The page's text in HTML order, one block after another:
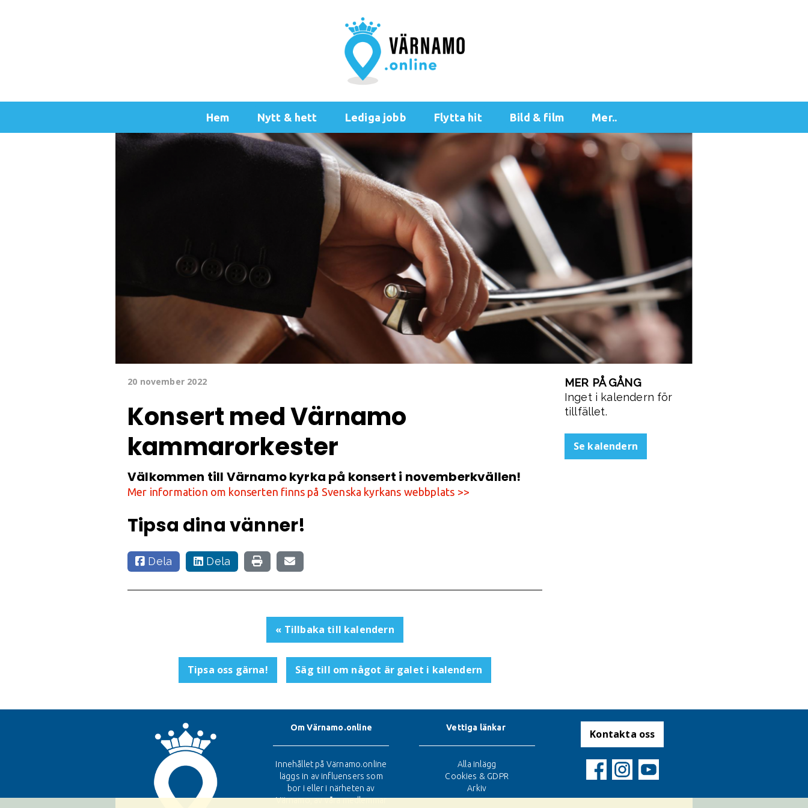
Hem Nytt & hett Lediga jobb Flytta hit Bild & film Mer..
20 november 2022
Konsert med Värnamo
kammarorkester
Välkommen till Värnamo kyrka på konsert i novemberkvällen!
Mer information om konserten finns på Svenska kyrkans webbplats >>
Tipsa dina vänner!
Dela Dela
« Tillbaka till kalendern
Tipsa oss gärna! Säg till om något är galet i kalendern
MER PÅ GÅNG
Inget i kalendern för
tillfället.
Se kalendern
Om Värnamo.online
Innehållet på Värnamo.online
läggs in av influensers som
bor i eller i närheten av
Värnamo, av våra medlemmar
Vettiga länkar
Alla inlägg
Cookies & GDPR
Arkiv
Kontakta oss